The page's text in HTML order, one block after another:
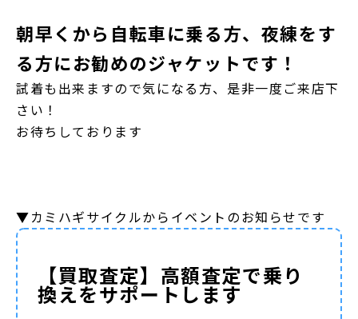
朝早くから自転車に乗る方、夜練をす
る方にお勧めのジャケットです！
試着も出来ますので気になる方、是非一度ご来店下
さい！
お待ちしております
▼カミハギサイクルからイベントのお知らせです
【買取査定】高額査定で乗り
換えをサポートします